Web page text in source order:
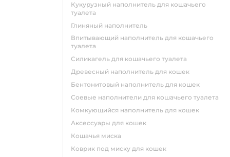
кукурузный наполнитель для кошачьего
туалета
глиняный наполнитель
впитывающий наполнитель для кошачьего
туалета
силикагель для кошачьего туалета
древесный наполнитель для кошек
бентонитовый наполнитель для кошек
соевые наполнители для кошачьего туалета
комкующийся наполнитель для кошек
аксессуары для кошек
кошачья миска
коврик под миску для кошек